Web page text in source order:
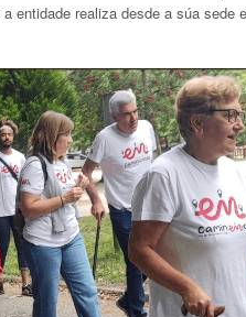
realiza desde a súa sede